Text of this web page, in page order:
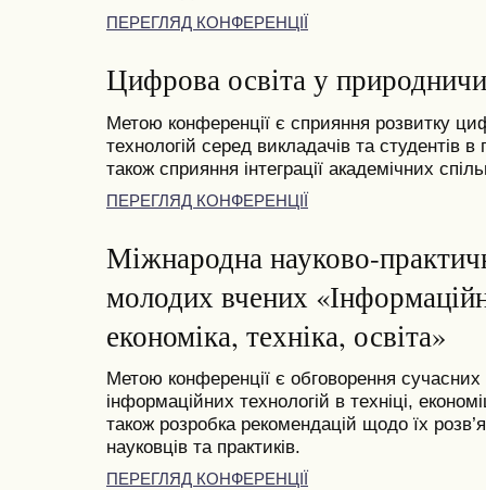
ПЕРЕГЛЯД КОНФЕРЕНЦІЇ
Цифрова освіта у
Метою конференції є сприяння розвитку
технологій серед викладачів та студентів
також сприяння інтеграції академічних
ПЕРЕГЛЯД КОНФЕРЕНЦІЇ
Міжнародна науково-
молодих вчених
економіка, техніка, освіта»
Метою конференції є обговорення
інформаційних технологій в техніці,
також розробка рекомендацій щодо їх
науковців та практиків.
ПЕРЕГЛЯД КОНФЕРЕНЦІЇ